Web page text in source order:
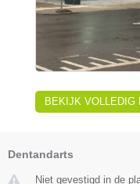
BEKIJK VOLLEDIG
Dentandarts
Niet gevestigd in de